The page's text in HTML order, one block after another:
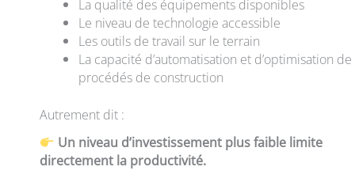
La qualité des équipements disponibles
Le niveau de technologie accessible
Les outils de travail sur le terrain
La capacité d’automatisation et d’optimisation de
procédés de construction
Autrement dit :
Un niveau d’investissement plus faible limite
directement la productivité.